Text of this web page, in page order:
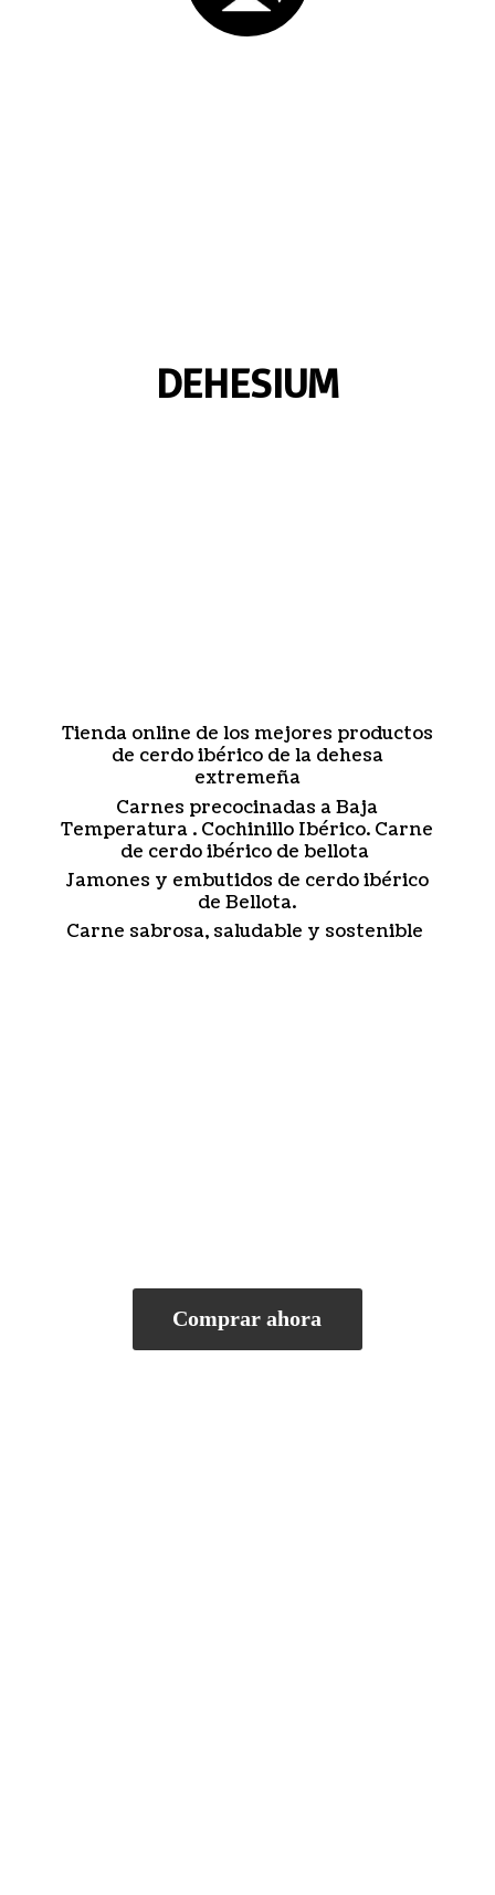
DEHESIUM
Tienda online de los mejores productos
de cerdo ibérico de la dehesa
extremeña
Carnes precocinadas a Baja
Temperatura . Cochinillo Ibérico. Carne
de cerdo ibérico de bellota
Jamones y embutidos de cerdo ibérico
de Bellota.
Carne sabrosa, saludable y sostenible
Comprar ahora